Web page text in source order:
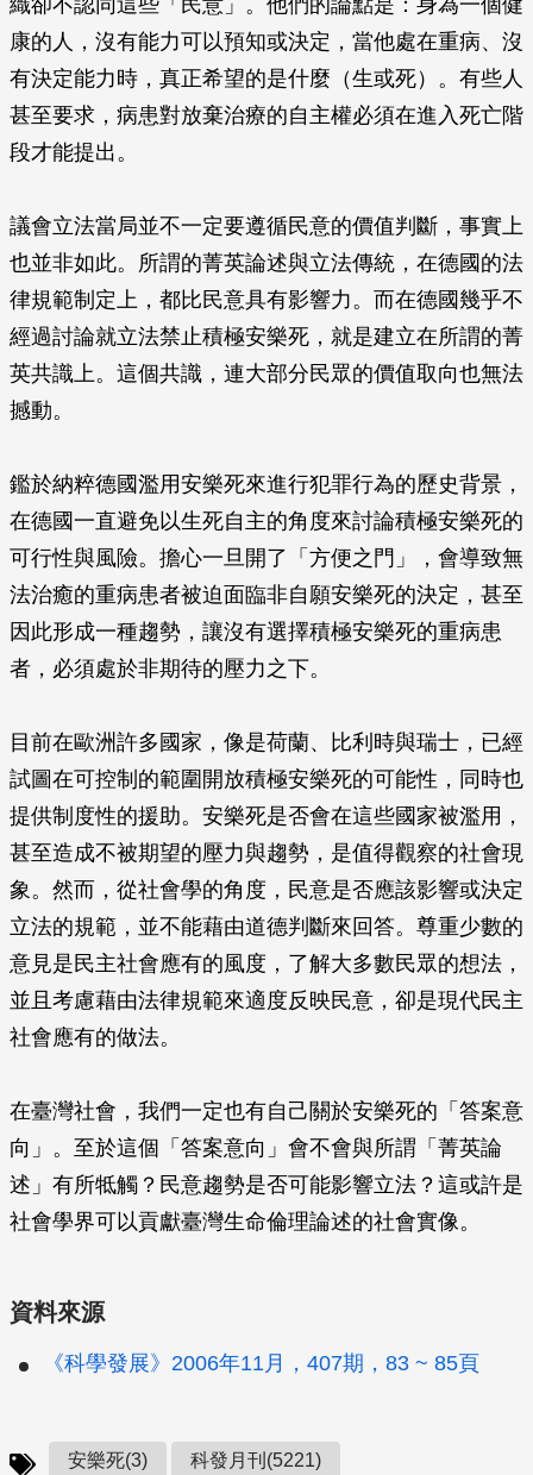
織卻不認同這些「民意」。他們的論點是：身為一個健
康的人，沒有能力可以預知或決定，當他處在重病、沒
有決定能力時，真正希望的是什麼（生或死）。有些人
甚至要求，病患對放棄治療的自主權必須在進入死亡階
段才能提出。
議會立法當局並不一定要遵循民意的價值判斷，事實上
也並非如此。所謂的菁英論述與立法傳統，在德國的法
律規範制定上，都比民意具有影響力。而在德國幾乎不
經過討論就立法禁止積極安樂死，就是建立在所謂的菁
英共識上。這個共識，連大部分民眾的價值取向也無法
撼動。
鑑於納粹德國濫用安樂死來進行犯罪行為的歷史背景，
在德國一直避免以生死自主的角度來討論積極安樂死的
可行性與風險。擔心一旦開了「方便之門」，會導致無
法治癒的重病患者被迫面臨非自願安樂死的決定，甚至
因此形成一種趨勢，讓沒有選擇積極安樂死的重病患
者，必須處於非期待的壓力之下。
目前在歐洲許多國家，像是荷蘭、比利時與瑞士，已經
試圖在可控制的範圍開放積極安樂死的可能性，同時也
提供制度性的援助。安樂死是否會在這些國家被濫用，
甚至造成不被期望的壓力與趨勢，是值得觀察的社會現
象。然而，從社會學的角度，民意是否應該影響或決定
立法的規範，並不能藉由道德判斷來回答。尊重少數的
意見是民主社會應有的風度，了解大多數民眾的想法，
並且考慮藉由法律規範來適度反映民意，卻是現代民主
社會應有的做法。
在臺灣社會，我們一定也有自己關於安樂死的「答案意
向」。至於這個「答案意向」會不會與所謂「菁英論
述」有所牴觸？民意趨勢是否可能影響立法？這或許是
社會學界可以貢獻臺灣生命倫理論述的社會實像。
資料來源
《科學發展》2006年11月，407期，83 ~ 85頁
安樂死(3) 科發月刊(5221)